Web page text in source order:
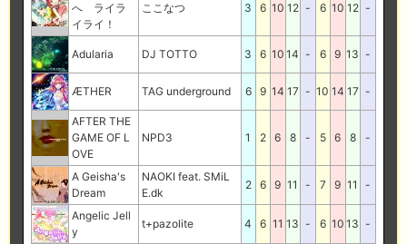
へ ライラ
イライ！
ここなつ 3 6 10 12 - 6 10 12 -
Adularia DJ TOTTO 3 6 10 14 - 6 9 13 -
ÆTHER TAG underground 6 9 14 17 - 10 14 17 -
AFTER THE
GAME OF L
OVE
NPD3 1 2 6 8 - 5 6 8 -
A Geisha's
Dream
NAOKI feat. SMiL
E.dk
2 6 9 11 - 7 9 11 -
Angelic Jell
y
t+pazolite 4 6 11 13 - 6 10 13 -